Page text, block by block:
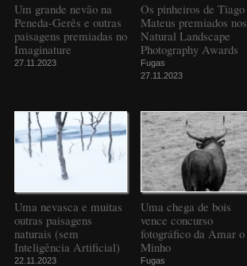
Um grande nevão na
Peneda-Gerês e outras
paisagens premiadas no
Imaginature
27.11.2023
Os pinheiros de Tiago
Mateus premiados nos
Natural Landscape
Photography Awards
Fugas
27.11.2023
Uma nevasca e muitas
outras paisagens
naturais (sem
Inteligência Artificial)
22.11.2023
Uma chega de bois
vence concurso
fotográfico da Amar o
Minho
Fugas